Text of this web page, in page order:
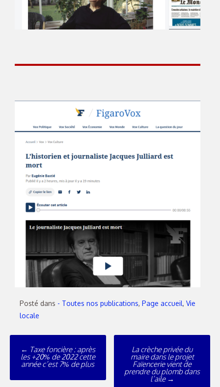
Posté dans - Toutes nos publications, Page accueil, Vie
locale
← Taxe foncière : après
les +20% de 2022 cette
année c’est 7% de plus
La crèche privée du
maire dans le projet
Faïencerie vient de
prendre du plomb dans
l’aile →